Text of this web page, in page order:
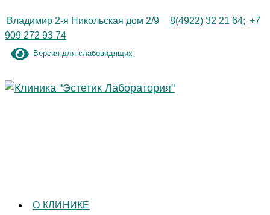
к
содержимому
Владимир 2-я Никольская дом 2/9 8(4922) 32 21 64; +7
909 272 93 74
Версия для слабовидящих
О КЛИНИКЕ